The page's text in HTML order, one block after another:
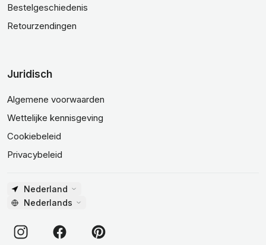
Bestelgeschiedenis
Retourzendingen
Juridisch
Algemene voorwaarden
Wettelijke kennisgeving
Cookiebeleid
Privacybeleid
Nederland
Nederlands